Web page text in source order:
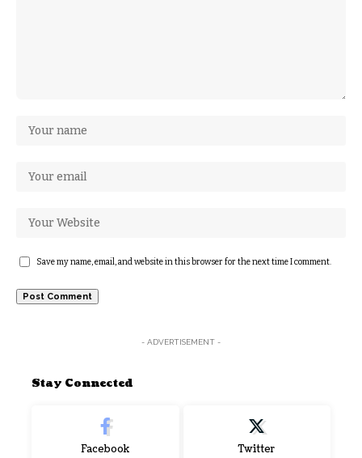
Save my name, email, and website in this browser for the next time I comment.
- ADVERTISEMENT -
Stay Connected
Facebook Twitter